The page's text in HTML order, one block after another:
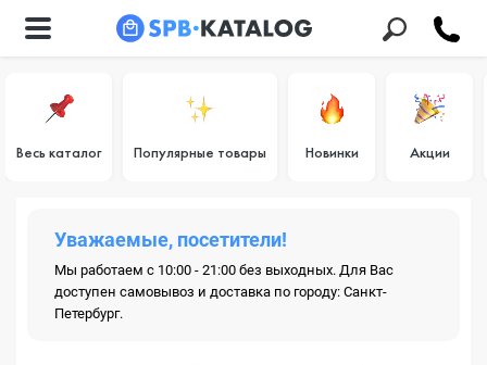
Весь каталог Популярные товары Новинки Акции
Уважаемые, посетители!
Мы работаем с 10:00 - 21:00 без выходных. Для Вас
доступен самовывоз и доставка по городу: Санкт-
Петербург.